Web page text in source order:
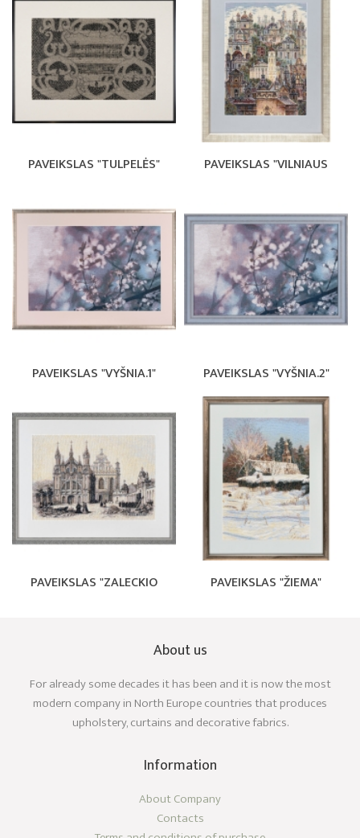
PAVEIKSLAS "TULPELĖS" PAVEIKSLAS "VILNIAUS
PAVEIKSLAS "VYŠNIA.1" PAVEIKSLAS "VYŠNIA.2"
PAVEIKSLAS "ZALECKIO PAVEIKSLAS "ŽIEMA"
About us
For already some decades it has been and it is now the most
modern company in North Europe countries that produces
upholstery, curtains and decorative fabrics.
Information
About Company
Contacts